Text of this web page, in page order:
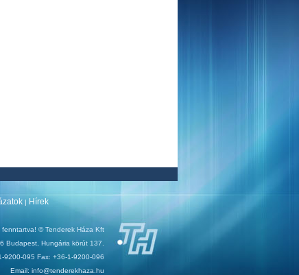
| Hírek
fenntartva! © Tenderek Háza Kft
Budapest, Hungária körút 137.
9200-095 Fax: +36-1-9200-096
Email: info@tenderekhaza.hu